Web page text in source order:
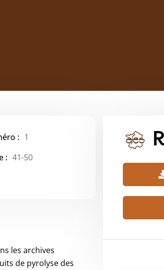
: 1
: 41-50
les archives
de pyrolyse des